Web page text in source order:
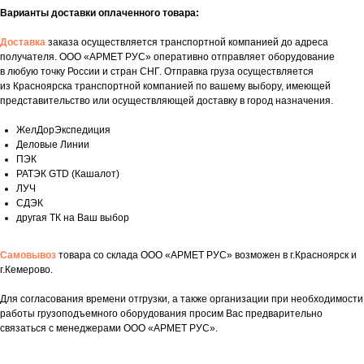
Варианты доставки оплаченного товара:
Доставка заказа осуществляется транспортной компанией до адреса
получателя. ООО «АРМЕТ РУС» оперативно отправляет оборудование
в любую точку России и стран СНГ. Отправка груза осуществляется
из Красноярска транспортной компанией по вашему выбору, имеющей
представительство или осуществляющей доставку в город назначения.
ЖелДорЭкспедиция
Деловые Линии
ПЭК
РАТЭК GTD (Кашалот)
ЛУЧ
СДЭК
другая ТК на Ваш выбор
Самовывоз товара со склада ООО «АРМЕТ РУС» возможен в г.Красноярск и
г.Кемерово.
Для согласования времени отгрузки, а также организации при необходимости
работы грузоподъемного оборудования просим Вас предварительно
связаться с менеджерами ООО «АРМЕТ РУС».
Укажите номер телефона и ваше имя.
Мы свяжемся с вами сегодня
в рабочее время.